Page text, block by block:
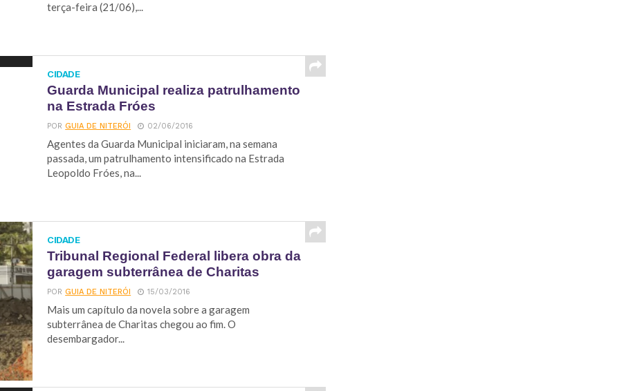
terça-feira (21/06),...
CIDADE
Guarda Municipal realiza patrulhamento
na Estrada Fróes
PORGUIA DE NITERÓI 02/06/2016
Agentes da Guarda Municipal iniciaram, na semana
passada, um patrulhamento intensificado na Estrada
Leopoldo Fróes, na...
CIDADE
Tribunal Regional Federal libera obra da
garagem subterrânea de Charitas
PORGUIA DE NITERÓI 15/03/2016
Mais um capítulo da novela sobre a garagem
subterrânea de Charitas chegou ao fim. O
desembargador...